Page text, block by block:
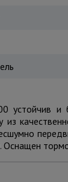
устойчив
из
Оснащен